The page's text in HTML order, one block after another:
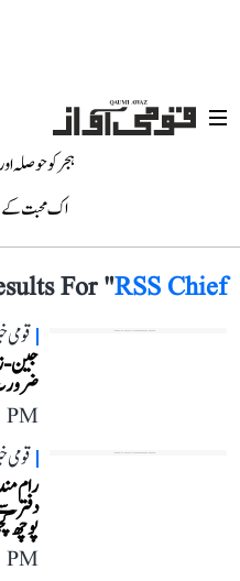
ہجر کو حوصلہ
اک محبت کے
For "RSS Chief
قومی
جین-
PM
قومی
رام
دفتر
پوچھ
PM